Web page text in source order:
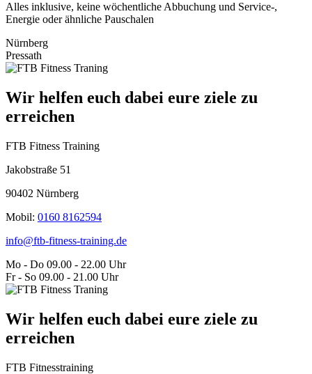
Alles inklusive, keine wöchentliche Abbuchung und Service-,
Energie oder ähnliche Pauschalen
Nürnberg
Pressath
Wir helfen euch dabei eure ziele zu
erreichen
FTB Fitness Training
Jakobstraße 51
90402 Nürnberg
Mobil: 0160 8162594
info@ftb-fitness-training.de
Mo - Do 09.00 - 22.00 Uhr
Fr - So 09.00 - 21.00 Uhr
Wir helfen euch dabei eure ziele zu
erreichen
FTB Fitnesstraining